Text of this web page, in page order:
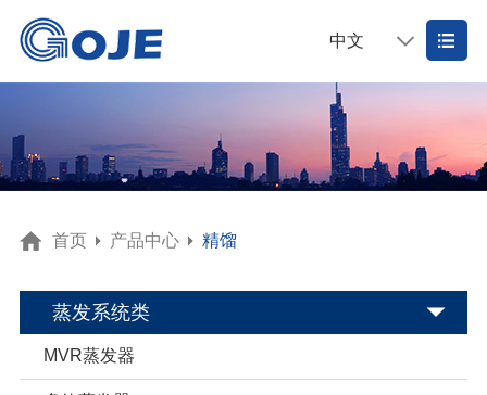
中文
首页 产品中心 精馏
蒸发系统类
MVR蒸发器